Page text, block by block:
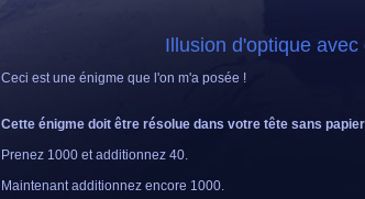
Illusion d'optique avec
Ceci est une énigme que l'on m'a posée !
Cette énigme doit être résolue dans votre tête sans
Prenez 1000 et additionnez 40.
Maintenant additionnez encore 1000.